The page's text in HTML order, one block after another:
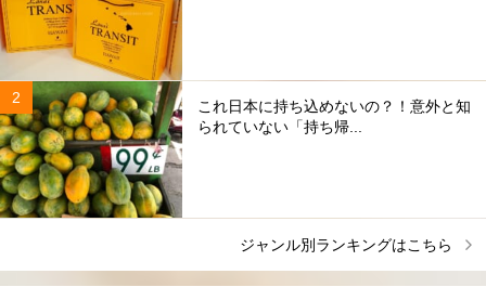
これ日本に持ち込めないの？！意外と知
られていない「持ち帰...
ジャンル別ランキングはこちら